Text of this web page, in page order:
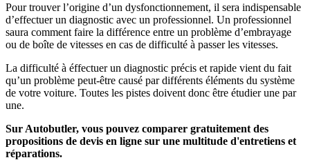
Pour trouver l’origine d’un dysfonctionnement, il sera indispensable
d’effectuer un diagnostic avec un professionnel. Un professionnel
saura comment faire la différence entre un problème d’embrayage
ou de boîte de vitesses en cas de difficulté à passer les vitesses.
La difficulté à éffectuer un diagnostic précis et rapide vient du fait
qu’un problème peut-être causé par différents éléments du système
de votre voiture. Toutes les pistes doivent donc être étudier une par
une.
Sur Autobutler, vous pouvez comparer gratuitement des
propositions de devis en ligne sur une multitude d'entretiens et
réparations.